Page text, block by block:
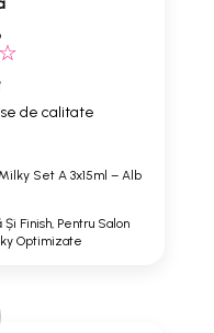
de calitate
Set A 3x15ml – Alb
Finish, Pentru Salon
Optimizate